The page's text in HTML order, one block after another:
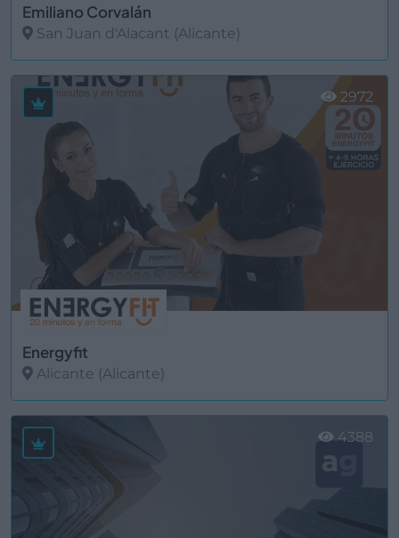
Emiliano Corvalán
San Juan d'Alacant (Alicante)
Energyfit
Alicante (Alicante)
2972
4388